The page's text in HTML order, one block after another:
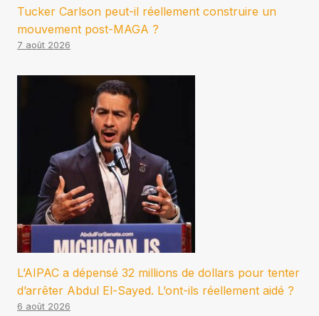
Tucker Carlson peut-il réellement construire un
mouvement post-MAGA ?
7 août 2026
L’AIPAC a dépensé 32 millions de dollars pour tenter
d’arrêter Abdul El-Sayed. L’ont-ils réellement aidé ?
6 août 2026